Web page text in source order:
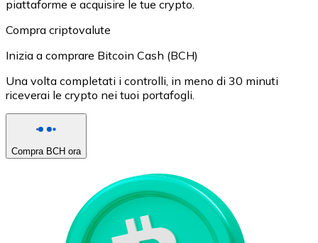
piattaforme e acquisire le tue crypto.
Compra criptovalute
Inizia a comprare Bitcoin Cash (BCH)
Una volta completati i controlli, in meno di 30 minuti
riceverai le crypto nei tuoi portafogli.
Compra BCH ora